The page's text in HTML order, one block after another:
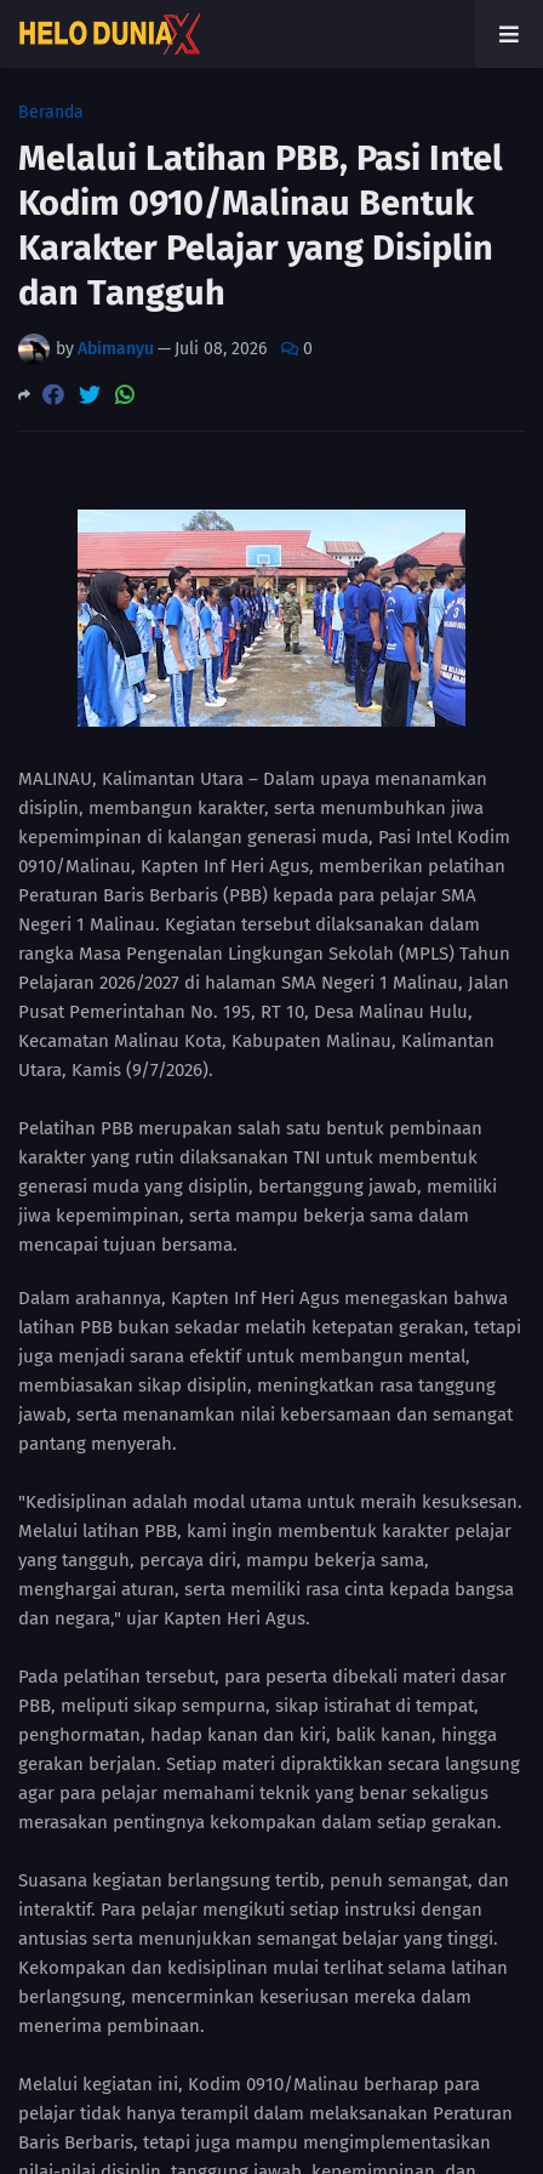
Beranda
Melalui Latihan PBB, Pasi Intel
Kodim 0910/Malinau Bentuk
Karakter Pelajar yang Disiplin
dan Tangguh
byAbimanyu — Juli 08, 2026 0
MALINAU, Kalimantan Utara – Dalam upaya menanamkan
disiplin, membangun karakter, serta menumbuhkan jiwa
kepemimpinan di kalangan generasi muda, Pasi Intel Kodim
0910/Malinau, Kapten Inf Heri Agus, memberikan pelatihan
Peraturan Baris Berbaris (PBB) kepada para pelajar SMA
Negeri 1 Malinau. Kegiatan tersebut dilaksanakan dalam
rangka Masa Pengenalan Lingkungan Sekolah (MPLS) Tahun
Pelajaran 2026/2027 di halaman SMA Negeri 1 Malinau, Jalan
Pusat Pemerintahan No. 195, RT 10, Desa Malinau Hulu,
Kecamatan Malinau Kota, Kabupaten Malinau, Kalimantan
Utara, Kamis (9/7/2026).
Pelatihan PBB merupakan salah satu bentuk pembinaan
karakter yang rutin dilaksanakan TNI untuk membentuk
generasi muda yang disiplin, bertanggung jawab, memiliki
jiwa kepemimpinan, serta mampu bekerja sama dalam
mencapai tujuan bersama.
Dalam arahannya, Kapten Inf Heri Agus menegaskan bahwa
latihan PBB bukan sekadar melatih ketepatan gerakan, tetapi
juga menjadi sarana efektif untuk membangun mental,
membiasakan sikap disiplin, meningkatkan rasa tanggung
jawab, serta menanamkan nilai kebersamaan dan semangat
pantang menyerah.
"Kedisiplinan adalah modal utama untuk meraih kesuksesan.
Melalui latihan PBB, kami ingin membentuk karakter pelajar
yang tangguh, percaya diri, mampu bekerja sama,
menghargai aturan, serta memiliki rasa cinta kepada bangsa
dan negara," ujar Kapten Heri Agus.
Pada pelatihan tersebut, para peserta dibekali materi dasar
PBB, meliputi sikap sempurna, sikap istirahat di tempat,
penghormatan, hadap kanan dan kiri, balik kanan, hingga
gerakan berjalan. Setiap materi dipraktikkan secara langsung
agar para pelajar memahami teknik yang benar sekaligus
merasakan pentingnya kekompakan dalam setiap gerakan.
Suasana kegiatan berlangsung tertib, penuh semangat, dan
interaktif. Para pelajar mengikuti setiap instruksi dengan
antusias serta menunjukkan semangat belajar yang tinggi.
Kekompakan dan kedisiplinan mulai terlihat selama latihan
berlangsung, mencerminkan keseriusan mereka dalam
menerima pembinaan.
Melalui kegiatan ini, Kodim 0910/Malinau berharap para
pelajar tidak hanya terampil dalam melaksanakan Peraturan
Baris Berbaris, tetapi juga mampu mengimplementasikan